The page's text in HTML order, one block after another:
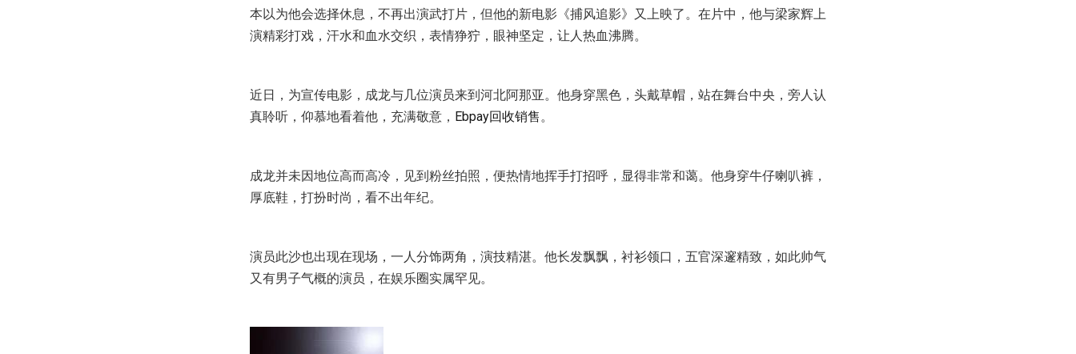
本以为他会选择休息，不再出演武打片，但他的新电影《捕风追影》又上映了。在片中，他与梁家辉上
演精彩打戏，汗水和血水交织，表情狰狞，眼神坚定，让人热血沸腾。
近日，为宣传电影，成龙与几位演员来到河北阿那亚。他身穿黑色，头戴草帽，站在舞台中央，旁人认
真聆听，仰慕地看着他，充满敬意， Ebpay回收销售。
成龙并未因地位高而高冷，见到粉丝拍照，便热情地挥手打招呼，显得非常和蔼。他身穿牛仔喇叭裤，
厚底鞋，打扮时尚，看不出年纪。
演员此沙也出现在现场，一人分饰两角，演技精湛。他长发飘飘，衬衫领口，五官深邃精致，如此帅气
又有男子气概的演员，在娱乐圈实属罕见。